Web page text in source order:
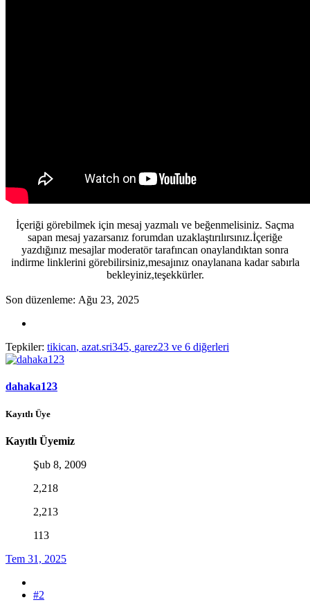
İçeriği görebilmek için mesaj yazmalı ve beğenmelisiniz. Saçma
sapan mesaj yazarsanız forumdan uzaklaştırılırsınız.İçeriğe
yazdığınız mesajlar moderatör tarafıncan onaylandıktan sonra
indirme linklerini görebilirsiniz,mesajınız onaylanana kadar sabırla
bekleyiniz,teşekkürler.
Son düzenleme: Ağu 23, 2025
Tepkiler: tikican, azat.sri345, garez23 ve 6 diğerleri
dahaka123
Kayıtlı Üye
Kayıtlı Üyemiz
Şub 8, 2009
2,218
2,213
113
Tem 31, 2025
#2